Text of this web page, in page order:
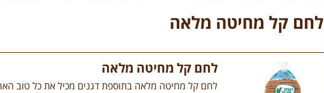
לחם קל מחיטה מלאה
לחם קל מחיטה מלאה
לחם קל מחיטה מלאה בתוספת דגנים מכיל את כל טוב